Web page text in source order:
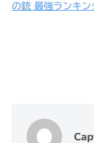
の銃 最強ランキン